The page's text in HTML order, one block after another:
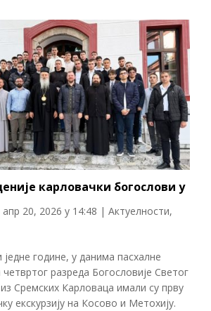
карловачки богослови у
апр 20, 2026 у 14:48 | Актуелности,
године, у данима пасхалне
разреда Богословије Светог
Сремских Карловаца имали су прву
екскурзију на Косово и Метохију.